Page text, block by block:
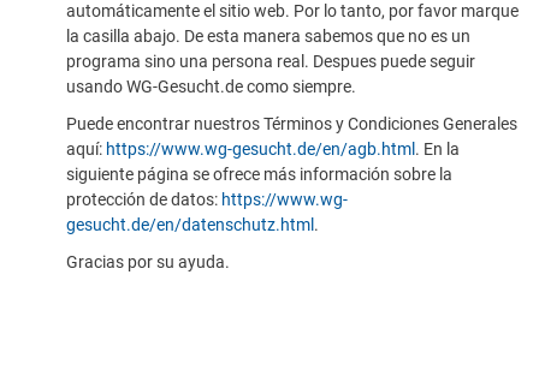
automáticamente el sitio web. Por lo tanto, por favor marque
la casilla abajo. De esta manera sabemos que no es un
programa sino una persona real. Despues puede seguir
usando WG-Gesucht.de como siempre.
Puede encontrar nuestros Términos y Condiciones Generales
aquí: https://www.wg-gesucht.de/en/agb.html . En la
siguiente página se ofrece más información sobre la
protección de datos: https://www.wg-
gesucht.de/en/datenschutz.html .
Gracias por su ayuda.